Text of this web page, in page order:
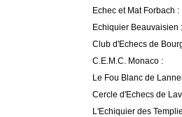
Echec et Mat Forbach :
Echiquier Beauvaisien :
Club d'Echecs de
C.E.M.C. Monaco :
Le Fou Blanc de
Cercle d'Echecs de
L'Echiquier des